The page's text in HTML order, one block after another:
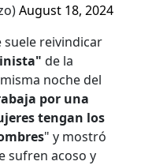
August 18, 2024
suele reivindicar
de la
noche del
por una
tengan los
" y mostró
sufren acoso y